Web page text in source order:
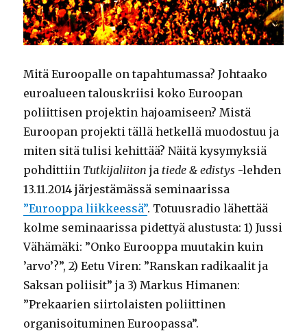
Mitä Euroopalle on tapahtumassa? Johtaako
euroalueen talouskriisi koko Euroopan
poliittisen projektin hajoamiseen? Mistä
Euroopan projekti tällä hetkellä muodostuu ja
miten sitä tulisi kehittää? Näitä kysymyksiä
pohdittiin Tutkijaliiton ja tiede & edistys -lehden
13.11.2014 järjestämässä seminaarissa
”Eurooppa liikkeessä”. Totuusradio lähettää
kolme seminaarissa pidettyä alustusta: 1) Jussi
Vähämäki: ”Onko Eurooppa muutakin kuin
’arvo’?”, 2) Eetu Viren: ”Ranskan radikaalit ja
Saksan poliisit” ja 3) Markus Himanen:
”Prekaarien siirtolaisten poliittinen
organisoituminen Euroopassa”.